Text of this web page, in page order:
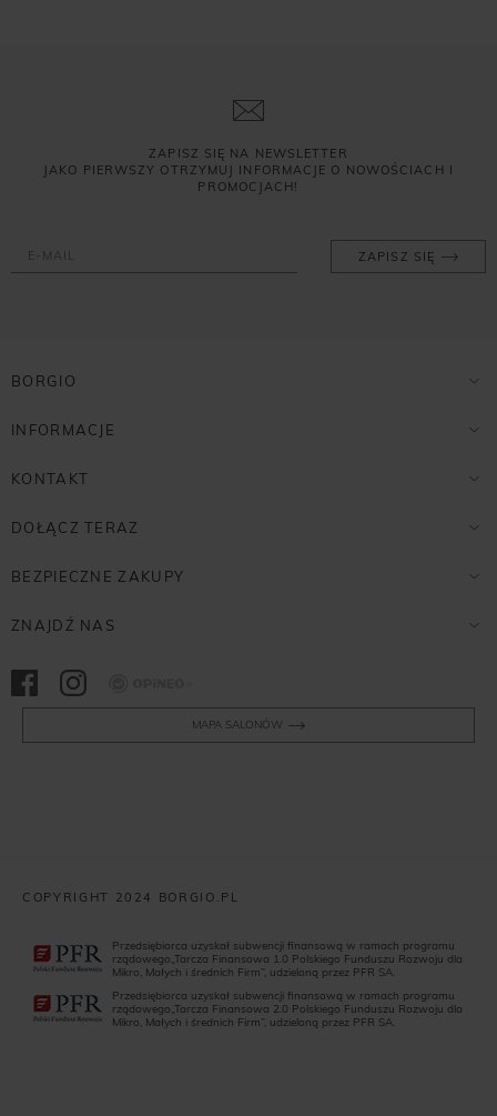
ZAPISZ SIĘ NA NEWSLETTER
JAKO PIERWSZY OTRZYMUJ INFORMACJE O NOWOŚCIACH I
PROMOCJACH!
ZAPISZ SIĘ
BORGIO
INFORMACJE
KONTAKT
DOŁĄCZ TERAZ
BEZPIECZNE ZAKUPY
ZNAJDŹ NAS
MAPA SALONÓW
COPYRIGHT 2024 BORGIO.PL
Przedsiębiorca uzyskał subwencji finansową w ramach programu
rządowego„Tarcza Finansowa 1.0 Polskiego Funduszu Rozwoju dla
Mikro, Małych i średnich Firm”, udzieloną przez PFR SA.
Przedsiębiorca uzyskał subwencji finansową w ramach programu
rządowego„Tarcza Finansowa 2.0 Polskiego Funduszu Rozwoju dla
Mikro, Małych i średnich Firm”, udzieloną przez PFR SA.